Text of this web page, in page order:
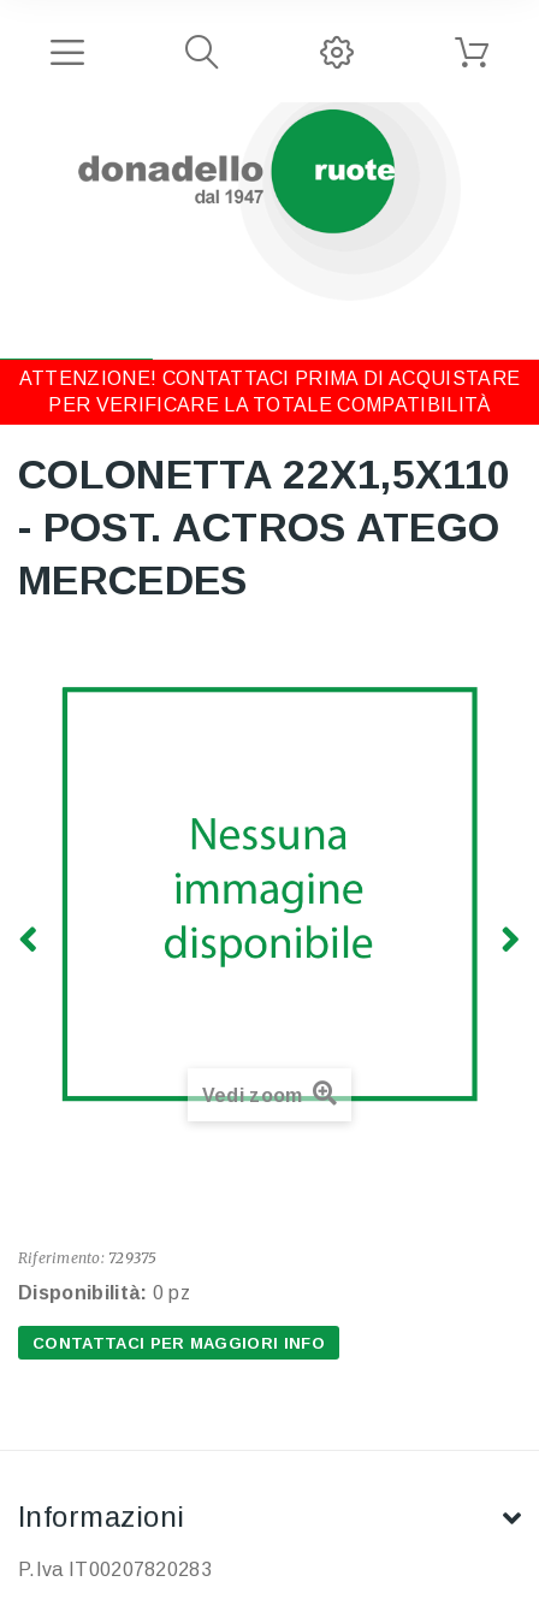
ATTENZIONE! CONTATTACI PRIMA DI ACQUISTARE
PER VERIFICARE LA TOTALE COMPATIBILITÀ
COLONETTA 22X1,5X110
- POST. ACTROS ATEGO
MERCEDES
Vedi zoom
Riferimento: 729375
Disponibilità: 0 pz
CONTATTACI PER MAGGIORI INFO
Informazioni
P.Iva IT00207820283